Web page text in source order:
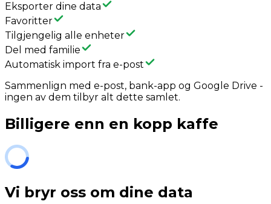
Eksporter dine data
Favoritter
Tilgjengelig alle enheter
Del med familie
Automatisk import fra e-post
Sammenlign med e-post, bank-app og Google Drive -
ingen av dem tilbyr alt dette samlet.
Billigere enn en kopp kaffe
Vi bryr oss om dine data